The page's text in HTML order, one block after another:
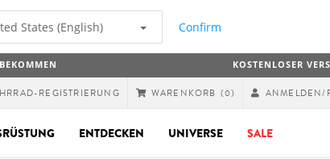
States (English) Confirm
KOSTENLOSER
REGISTRIERUNG WARENKORB (0) ANMELDEN/
ENTDECKEN UNIVERSE SALE